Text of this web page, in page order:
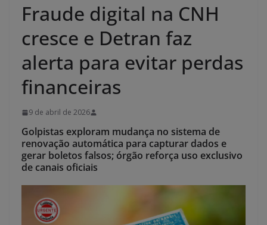
Fraude digital na CNH
cresce e Detran faz
alerta para evitar perdas
financeiras
9 de abril de 2026
Golpistas exploram mudança no sistema de
renovação automática para capturar dados e
gerar boletos falsos; órgão reforça uso exclusivo
de canais oficiais